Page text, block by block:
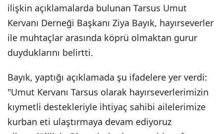
ilişkin açıklamalarda bulunan Tarsus Umut
Kervanı Derneği Başkanı Ziya Bayık, hayırseverler
ile muhtaçlar arasında köprü olmaktan gurur
duyduklarını belirtti.
Bayık, yaptığı açıklamada şu ifadelere yer verdi:
"Umut Kervanı Tarsus olarak hayırseverlerimizin
kıymetli destekleriyle ihtiyaç sahibi ailelerimize
kurban eti ulaştırmaya devam ediyoruz